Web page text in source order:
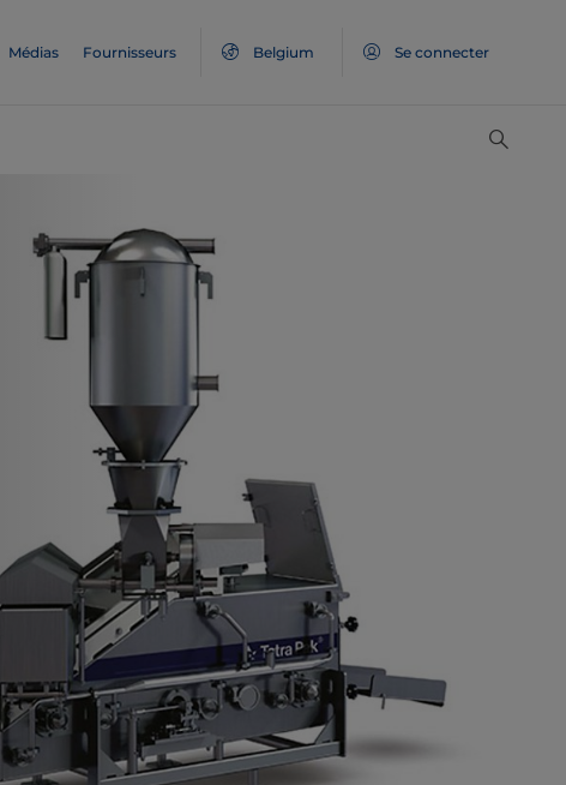
Médias Fournisseurs Belgium Se connecter